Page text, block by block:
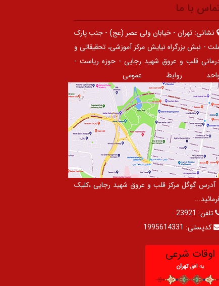
با ما
نشانی: تهران - خیابان ولی عصر (عج) - جنب پارک
- نبش بزرگراه نیایش مرکز آموزشی، تحقیقاتی و
قلب و عروق شهید رجایی - حوزه ریاست -
روابط عمومی
آدرس گوگل مرکز قلب و عروق شهید رجایی ،کلیک
تلفن: 23921
کدپستی: 1995614331